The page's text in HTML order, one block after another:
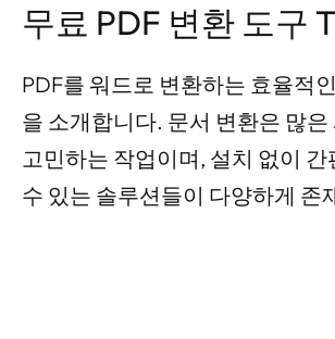
무료 PDF 변환 도구
PDF를 워드로 변환하는 효율적
을 소개합니다. 문서 변환은 많은
고민하는 작업이며, 설치 없이
수 있는 솔루션들이 다양하게 존